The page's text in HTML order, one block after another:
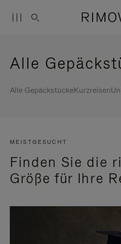
Alle
Alle GepäckstückeKurzreisen
MEISTGESUCHT
Finden Sie die
Größe für Ihre